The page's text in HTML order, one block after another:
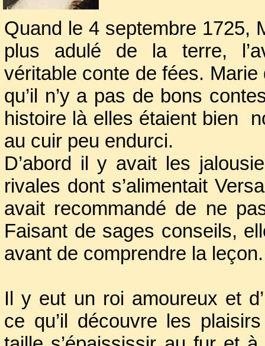
position à Versailles
de France. Elle
encore qu’un
Quand le 4 septembre 1725,
plus adulé de la terre,
véritable conte de fées.
qu’il n’y a pas de bons
histoire là elles étaient bien
au cuir peu endurci.
D’abord il y avait les
rivales dont s’alimentait
avait recommandé de ne
Faisant de sages conseils,
avant de comprendre la leçon.
Il y eut un roi amoureux et
ce qu’il découvre les